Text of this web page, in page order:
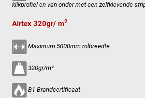
klikprofiel en van onder met een zelfklevende
Airtex 320gr/ m2
Maximum 5000mm rolbreedte
320gr/m²
B1 Brandcertificaat